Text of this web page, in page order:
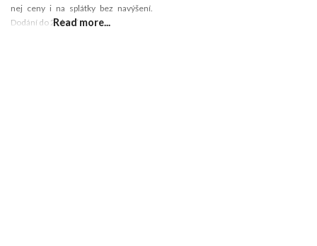
nej ceny i na splátky bez navýšení.
Dodání do 2. dne.“Read more...